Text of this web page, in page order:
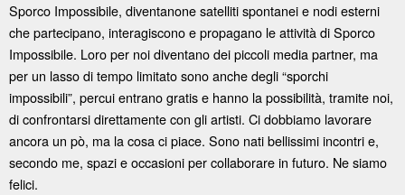
Sporco Impossibile, diventanone satelliti spontanei e nodi esterni
che partecipano, interagiscono e propagano le attività di Sporco
Impossibile. Loro per noi diventano dei piccoli media partner, ma
per un lasso di tempo limitato sono anche degli “sporchi
impossibili”, percui entrano gratis e hanno la possibilità, tramite noi,
di confrontarsi direttamente con gli artisti. Ci dobbiamo lavorare
ancora un pò, ma la cosa ci piace. Sono nati bellissimi incontri e,
secondo me, spazi e occasioni per collaborare in futuro. Ne siamo
felici.